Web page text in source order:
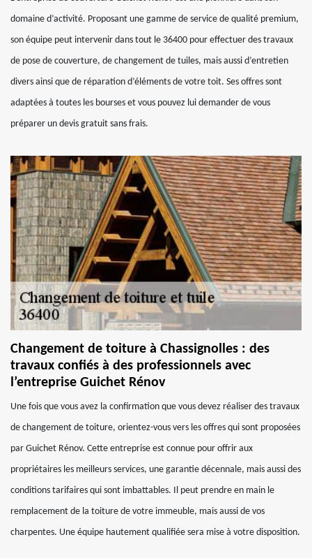
domaine d’activité. Proposant une gamme de service de qualité premium,
son équipe peut intervenir dans tout le 36400 pour effectuer des travaux
de pose de couverture, de changement de tuiles, mais aussi d’entretien
divers ainsi que de réparation d’éléments de votre toit. Ses offres sont
adaptées à toutes les bourses et vous pouvez lui demander de vous
préparer un devis gratuit sans frais.
Changement de toiture à Chassignolles : des
travaux confiés à des professionnels avec
l’entreprise Guichet Rénov
Une fois que vous avez la confirmation que vous devez réaliser des travaux
de changement de toiture, orientez-vous vers les offres qui sont proposées
par Guichet Rénov. Cette entreprise est connue pour offrir aux
propriétaires les meilleurs services, une garantie décennale, mais aussi des
conditions tarifaires qui sont imbattables. Il peut prendre en main le
remplacement de la toiture de votre immeuble, mais aussi de vos
charpentes. Une équipe hautement qualifiée sera mise à votre disposition.